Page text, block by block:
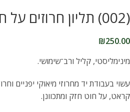
(002) תליון חרוזים על חוט ״רוני״
₪250.00
מינימליסטי, קליל ורב־שימושי.
קראט, על חוט חזק ומתכוונן.